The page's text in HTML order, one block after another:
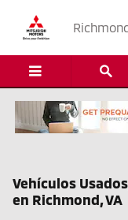
Vehículos
en Richmond, VA